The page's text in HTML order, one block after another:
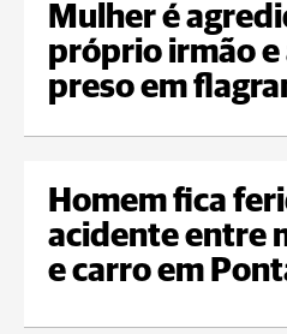
Mulher é
próprio irmão e
preso em
Homem fica
acidente entre
e carro em